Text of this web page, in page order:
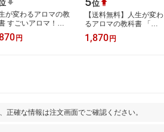
が変わるアロマの教
すごいアロマ！
覚反応分析」で心と
を読み解く！ [ 軍場
円
位
【送料無料】人生が変わ
るアロマの教科書 「嗅
覚反応分析」で心と身体
を読み解く! すごいアロ
1,870 円
確な情報は注文画面でご確認ください。